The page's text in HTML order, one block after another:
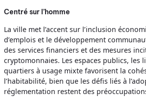
Centré sur l’homme
La ville met l’accent sur l’inclusion
d’emplois et le développement
des services financiers et des mesures
cryptomonnaies. Les espaces publics, les
quartiers à usage mixte favorisent la
l’habitabilité, bien que les défis liés à
réglementation restent des